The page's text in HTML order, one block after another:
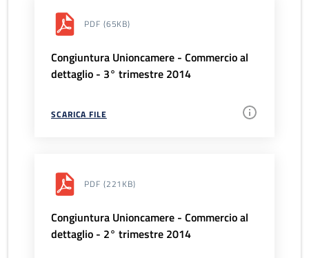
PDF (65KB)
Congiuntura Unioncamere - Commercio al
dettaglio - 3° trimestre 2014
SCARICA FILE
PDF (221KB)
Congiuntura Unioncamere - Commercio al
dettaglio - 2° trimestre 2014